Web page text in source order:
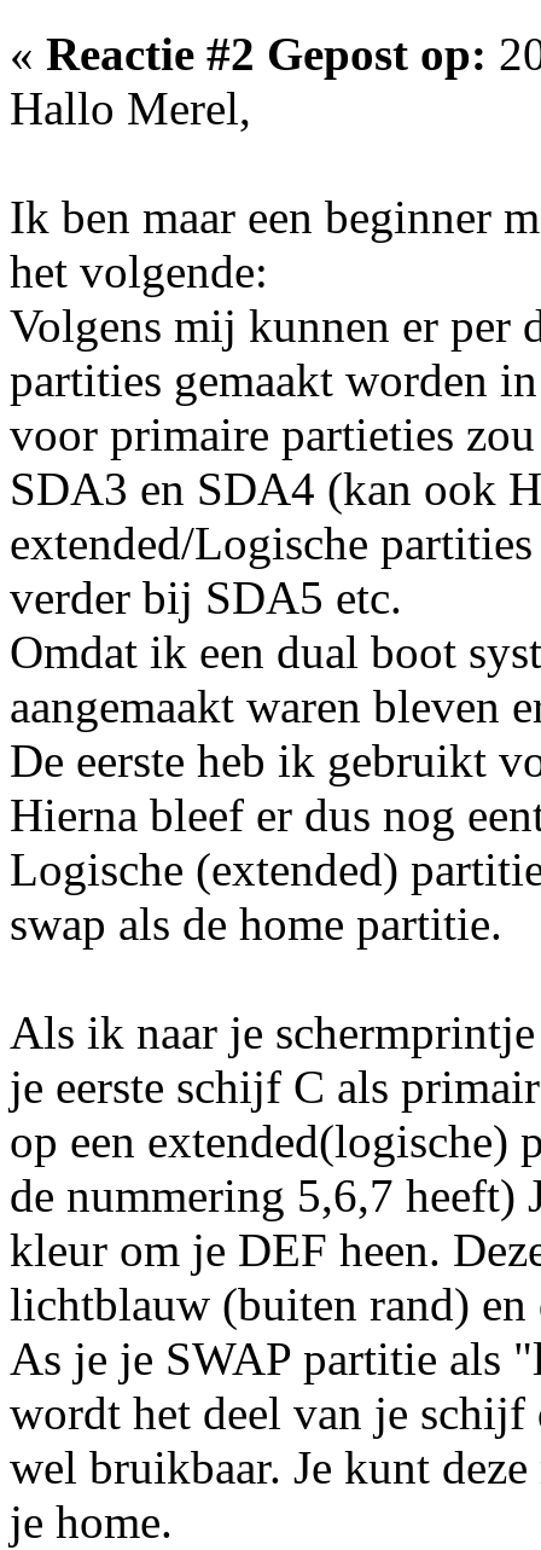
« Reactie #2 Gepost op:
Hallo Merel,
Ik ben maar een beginner
het volgende:
Volgens mij kunnen er per
partities gemaakt worden
voor primaire partieties
SDA3 en SDA4 (kan ook
extended/Logische
verder bij SDA5 etc.
Omdat ik een dual boot
aangemaakt waren bleven
De eerste heb ik gebruikt
Hierna bleef er dus nog
Logische (extended)
swap als de home partitie.
Als ik naar je
je eerste schijf C als
op een extended(logische)
de nummering 5,6,7 heeft)
kleur om je DEF heen.
lichtblauw (buiten rand) en
As je je SWAP partitie als
wordt het deel van je
wel bruikbaar. Je kunt
je home.